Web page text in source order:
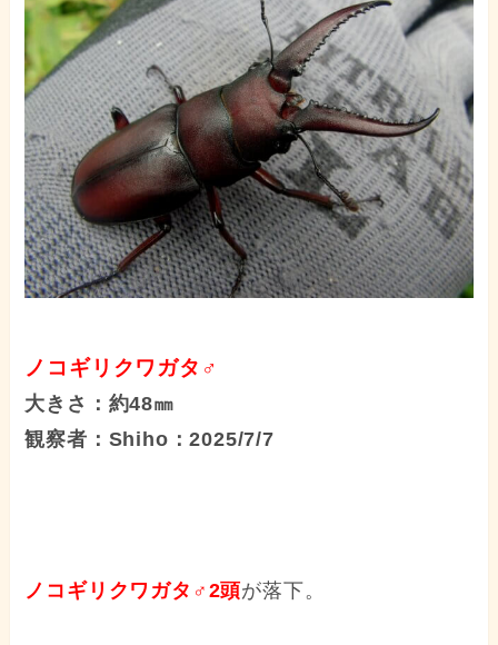
ノコギリクワガタ♂
大きさ：約48㎜
観察者：Shiho：2025/7/7
ノコギリクワガタ♂2頭が落下。